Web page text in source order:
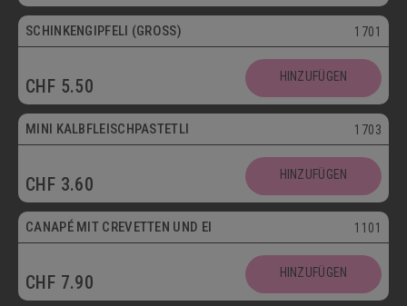
SCHINKENGIPFELI (GROSS) 1701
CHF 5.50 HINZUFÜGEN
Mini
MINI KALBFLEISCHPASTETLI 1703
CHF 3.60 HINZUFÜGEN
CANAPÉ MIT CREVETTEN UND EI 1101
CHF 7.90 HINZUFÜGEN
Vegetarisch